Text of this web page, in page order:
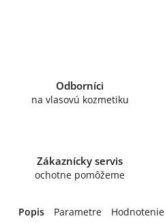
Odborníci
na vlasovú kozmetiku
Zákaznícky servis
ochotne pomôžeme
Popis Parametre Hodnotenie